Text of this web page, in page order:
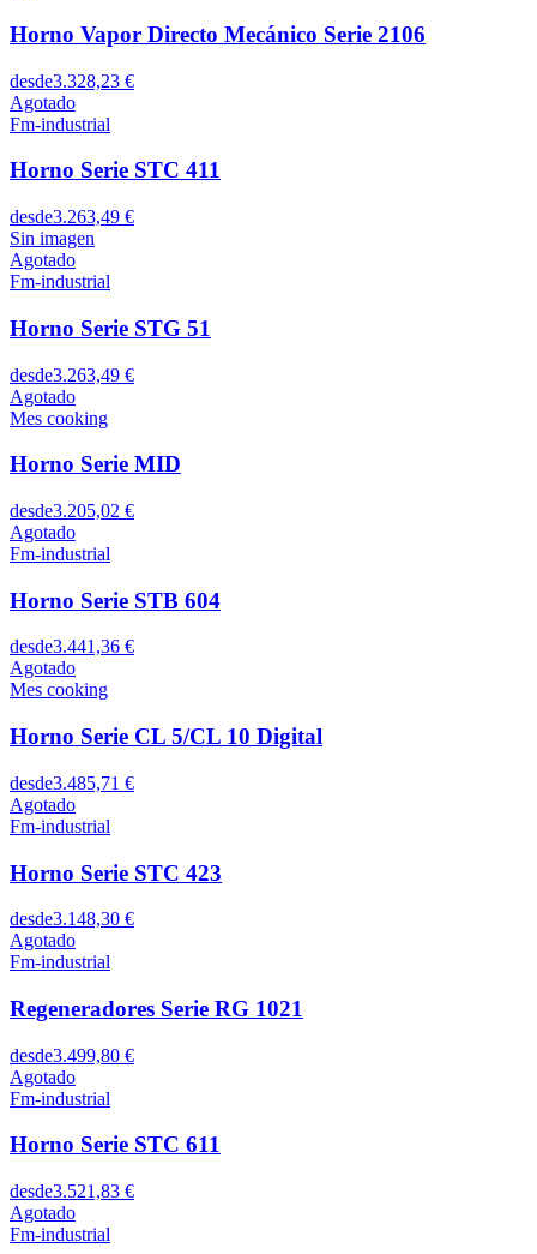
Horno Vapor Directo Mecánico Serie 2106
desde3.328,23 €
Agotado
Fm-industrial
Horno Serie STC 411
desde3.263,49 €
Sin imagen
Agotado
Fm-industrial
Horno Serie STG 51
desde3.263,49 €
Agotado
Mes cooking
Horno Serie MID
desde3.205,02 €
Agotado
Fm-industrial
Horno Serie STB 604
desde3.441,36 €
Agotado
Mes cooking
Horno Serie CL 5/CL 10 Digital
desde3.485,71 €
Agotado
Fm-industrial
Horno Serie STC 423
desde3.148,30 €
Agotado
Fm-industrial
Regeneradores Serie RG 1021
desde3.499,80 €
Agotado
Fm-industrial
Horno Serie STC 611
desde3.521,83 €
Agotado
Fm-industrial